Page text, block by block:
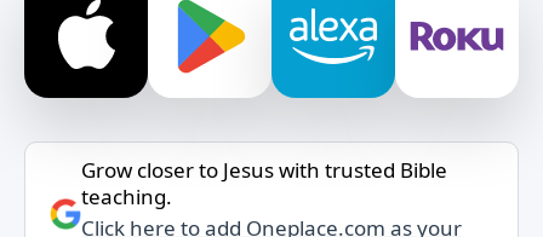
Grow closer to Jesus with trusted Bible
teaching.
Click here to add Oneplace.com as your